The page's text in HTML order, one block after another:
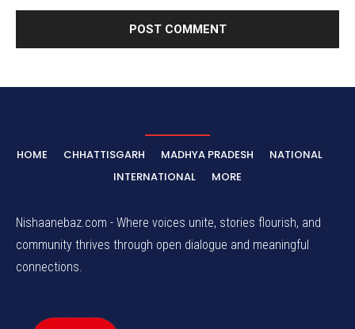
HOME CHHATTISGARH MADHYA PRADESH
NATIONAL
INTERNATIONAL
MORE
Nishaanebaz.com - Where voices unite, stories flourish, and
community thrives through open dialogue and meaningful
connections.